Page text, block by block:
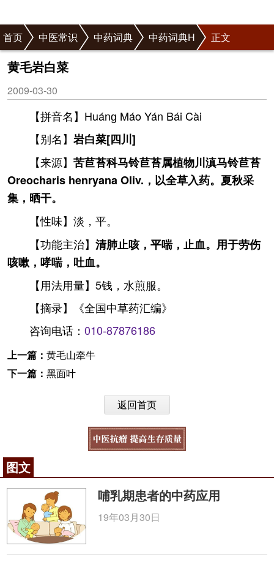
首页 中医常识 中药词典 中药词典H 正文
黄毛岩白菜
2009-03-30
【拼音名】Huánɡ Máo Yán Bái Cài
【别名】 岩白菜[四川]
【来源】 苦苣苔科马铃苣苔属植物川滇马铃苣苔
Oreocharis henryana Oliv.，以全草入药。夏秋采
集，晒干。
【性味】淡，平。
【功能主治】 清肺止咳，平喘，止血。用于劳伤
咳嗽，哮喘，吐血。
【用法用量】5钱，水煎服。
【摘录】《全国中草药汇编》
咨询电话： 010-87876186
上一篇： 黄毛山牵牛
下一篇： 黑面叶
返回首页
图文
哺乳期患者的中药应用
19年03月30日